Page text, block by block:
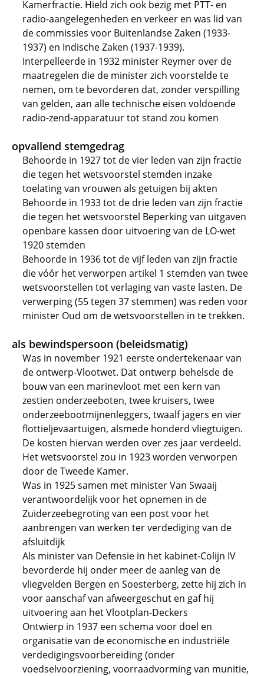
Kamerfractie. Hield zich ook bezig met PTT- en
radio-aangelegenheden en verkeer en was lid van
de commissies voor Buitenlandse Zaken (1933-
1937) en Indische Zaken (1937-1939).
Interpelleerde in 1932 minister Reymer over de
maatregelen die de minister zich voorstelde te
nemen, om te bevorderen dat, zonder verspilling
van gelden, aan alle technische eisen voldoende
radio-zend-apparatuur tot stand zou komen
opvallend stemgedrag
Behoorde in 1927 tot de vier leden van zijn fractie
die tegen het wetsvoorstel stemden inzake
toelating van vrouwen als getuigen bij akten
Behoorde in 1933 tot de drie leden van zijn fractie
die tegen het wetsvoorstel Beperking van uitgaven
openbare kassen door uitvoering van de LO-wet
1920 stemden
Behoorde in 1936 tot de vijf leden van zijn fractie
die vóór het verworpen artikel 1 stemden van twee
wetsvoorstellen tot verlaging van vaste lasten. De
verwerping (55 tegen 37 stemmen) was reden voor
minister Oud om de wetsvoorstellen in te trekken.
als bewindspersoon (beleidsmatig)
Was in november 1921 eerste ondertekenaar van
de ontwerp-Vlootwet. Dat ontwerp behelsde de
bouw van een marinevloot met een kern van
zestien onderzeeboten, twee kruisers, twee
onderzeebootmijnenleggers, twaalf jagers en vier
flottieljevaartuigen, alsmede honderd vliegtuigen.
De kosten hiervan werden over zes jaar verdeeld.
Het wetsvoorstel zou in 1923 worden verworpen
door de Tweede Kamer.
Was in 1925 samen met minister Van Swaaij
verantwoordelijk voor het opnemen in de
Zuiderzeebegroting van een post voor het
aanbrengen van werken ter verdediging van de
afsluitdijk
Als minister van Defensie in het kabinet-Colijn IV
bevorderde hij onder meer de aanleg van de
vliegvelden Bergen en Soesterberg, zette hij zich in
voor aanschaf van afweergeschut en gaf hij
uitvoering aan het Vlootplan-Deckers
Ontwierp in 1937 een schema voor doel en
organisatie van de economische en industriële
verdedigingsvoorbereiding (onder
voedselvoorziening, voorraadvorming van munitie,